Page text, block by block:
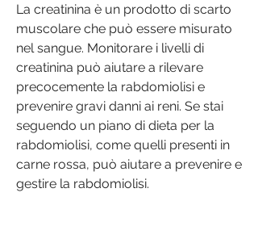
La creatinina è un prodotto di scarto
muscolare che può essere misurato
nel sangue. Monitorare i livelli di
creatinina può aiutare a rilevare
precocemente la rabdomiolisi e
prevenire gravi danni ai reni. Se stai
seguendo un piano di dieta per la
rabdomiolisi, come quelli presenti in
carne rossa, può aiutare a prevenire e
gestire la rabdomiolisi.